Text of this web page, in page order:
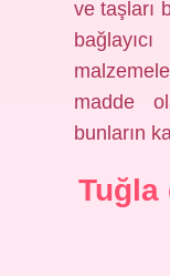
ve taşları
madde
bunların
Tuğla